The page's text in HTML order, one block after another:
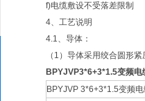
f)电缆敷设不受落差限制
4、工艺说明
4.1、导体：
（1）导体采用绞合圆形
BPYJVP3*6+3*1.5变频电
BPYJVP 3*6+3*1.5变频